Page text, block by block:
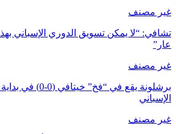
غير مصنف
تشافي: “لا يمكن تسويق الدوري الإسباني
عار”
غير مصنف
برشلونة يقع في “فخ”
الإسباني
غير مصنف